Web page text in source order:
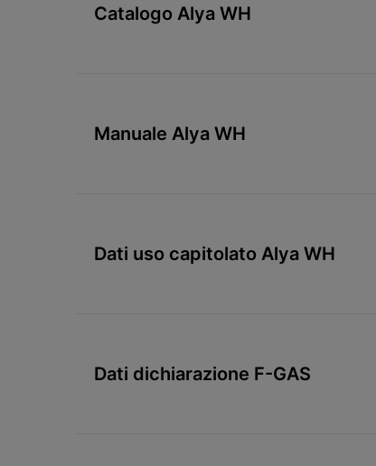
Catalogo Alya WH
Manuale Alya WH
Dati uso capitolato Alya WH
Dati dichiarazione F-GAS